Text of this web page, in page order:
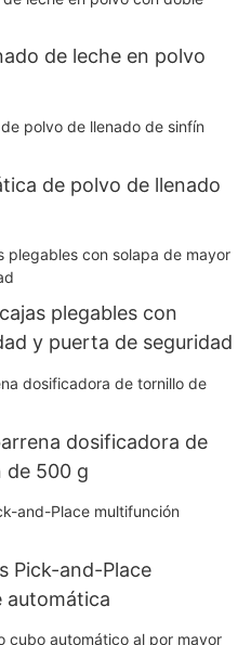
de leche en polvo
de polvo de llenado
plegables con
y puerta de seguridad
dosificadora de
de 500 g
Pick-and-Place
automática